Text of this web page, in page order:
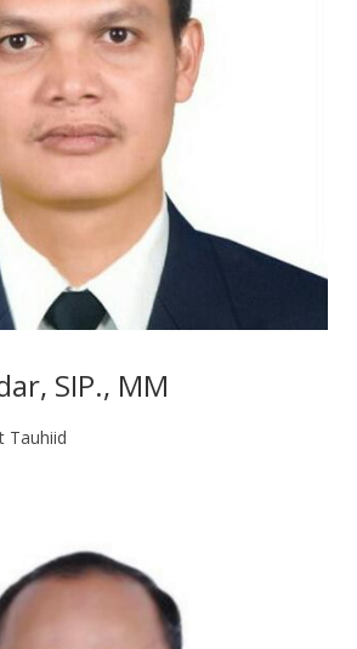
SIP., MM
Tauhiid